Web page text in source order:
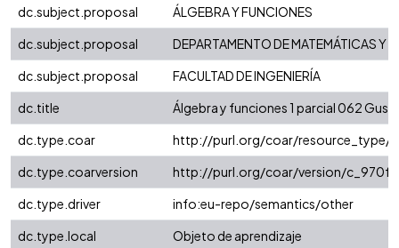
dc.subject.proposal
ÁLGEBRA Y FUNCIONES
dc.subject.proposal
DEPARTAMENTO DE MATEMÁTICAS Y
dc.subject.proposal
FACULTAD DE INGENIERÍA
dc.title
Álgebra y funciones 1 parcial 062
dc.type.coar
http://purl.org/coar/resource_type/
dc.type.coarversion
http://purl.org/coar/version/
dc.type.driver
info:eu-repo/semantics/other
dc.type.local
Objeto de aprendizaje